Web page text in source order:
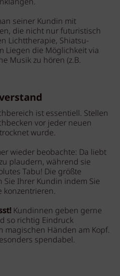
seiner Kundin mit
die nicht nur futuristisch
Lichttherapie, Shiatsu-
Liegen die Möglichkeit via
Musik zu hören (z.B.
ist essentiell. Stellen
vor jeder neuen
wurde.
wieder beobachte: Da liebt
plaudern, während sie
Tabu! Die größte
Ihrer Kundin indem Sie
konzentrieren.
Kundinnen geben gerne
so richtig Eindruck
magischen Händen am Kopf.
spendabel.